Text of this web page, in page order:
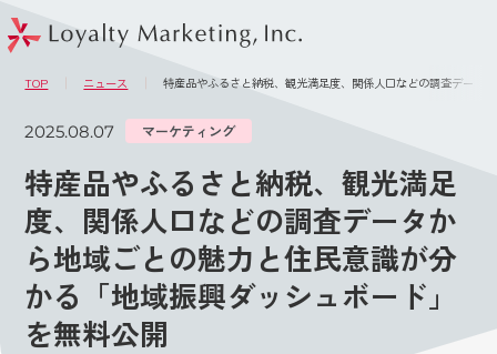
TOP ニュース 特産品やふるさと納税、観光満足度、関係人口などの調査データ
2025.08.07 マーケティング
特産品やふるさと納税、観光満足
度、関係人口などの調査データか
ら地域ごとの魅力と住民意識が分
かる「地域振興ダッシュボード」
を無料公開